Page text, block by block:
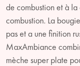
de combustion et à
combustion. La
pas et a une finition
MaxAmbiance
mèche super plate